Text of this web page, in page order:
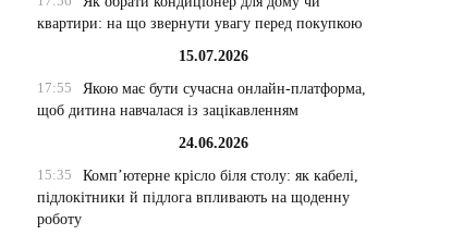
квартири: на що звернути увагу перед покупкою
15.07.2026
17:55
Якою має бути сучасна онлайн-платформа,
щоб дитина навчалася із зацікавленням
24.06.2026
15:35
Комп’ютерне крісло біля столу: як кабелі,
підлокітники й підлога впливають на щоденну
роботу